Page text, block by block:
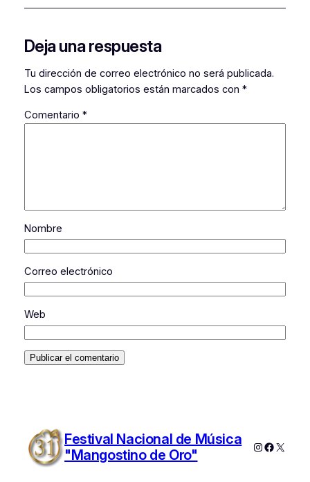
Deja una respuesta
Tu dirección de correo electrónico no será publicada.
Los campos obligatorios están marcados con *
Comentario *
Nombre
Correo electrónico
Web
Festival Nacional de Música
"Mangostino de Oro"
Instagram
X